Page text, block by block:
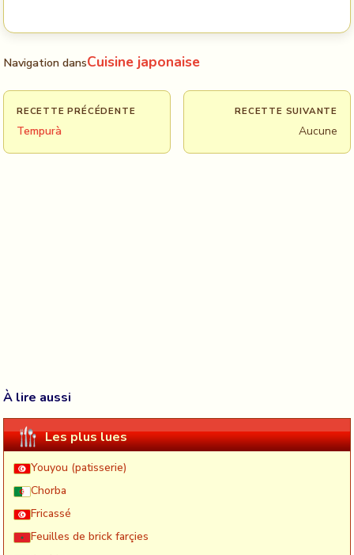
Navigation dansCuisine japonaise
RECETTE PRÉCÉDENTE
Tempurà
RECETTE SUIVANTE
Aucune
À lire aussi
Les plus lues
Youyou (patisserie)
Chorba
Fricassé
Feuilles de brick farçies